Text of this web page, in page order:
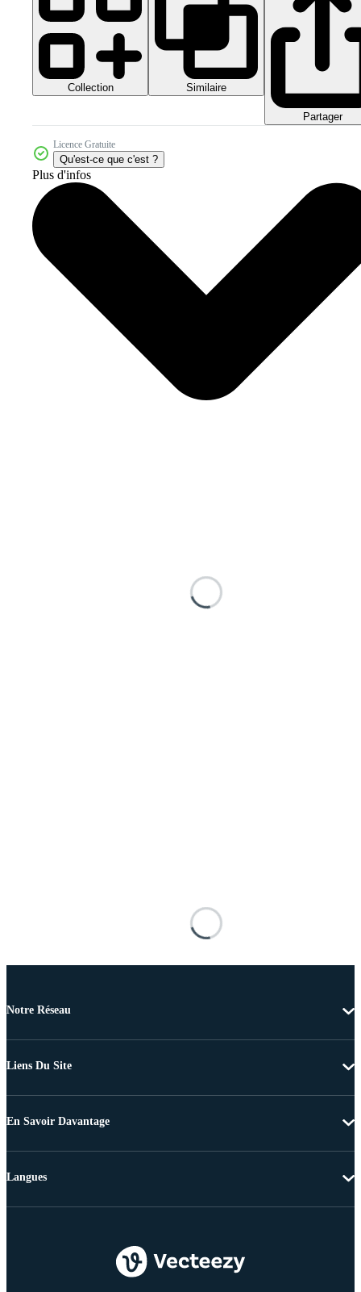
Collection Similaire
Partager
Licence Gratuite
Qu'est-ce que c'est ?
Plus d'infos
Notre Réseau
Liens Du Site
En Savoir Davantage
Langues